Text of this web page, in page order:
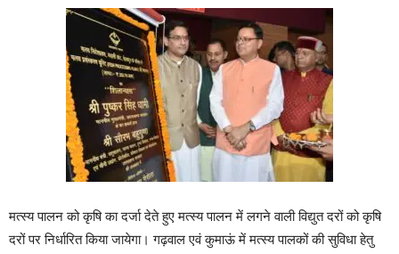
मत्स्य पालन को कृषि का दर्जा देते हुए मत्स्य पालन में लगने वाली विद्युत दरों को कृषि
दरों पर निर्धारित किया जायेगा। गढ़वाल एवं कुमाऊं में मत्स्य पालकों की सुविधा हेतु